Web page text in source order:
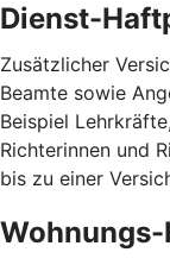
Dienst-
Zusätzlicher
Beamte sowie
Beispiel
Richterinnen und
bis zu einer